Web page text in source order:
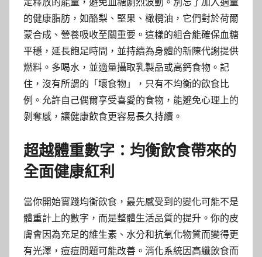
定釋放的能量，避免血糖劇烈波動。別忘了加入適量
的健康脂肪，如酪梨、堅果、橄欖油，它們對於荷爾
蒙合成、營養吸收至關重要。這樣的組合能確保血糖
平穩，延長飽足時間，並持續為身體的新陳代謝提供
燃料。多喝水，並適量攝取乳製品或高鈣食物。記
住，沒有所謂的「壞食物」，只有不均衡的飲食比
例。允許自己偶爾享受喜愛的食物，能避免心理上的
剝奪感，讓健康飲食更容易長久持續。
超越體重數字：均衡飲食帶來的
全面健康紅利
當你開始實踐均衡飲食，最先感受到的變化可能不是
體重計上的數字，而是整體生活品質的提升。你的皮
膚會因為充足的維生素、水分和抗氧化物質而變得更
有光澤，痘痘問題可能改善。消化系統因高纖飲食而